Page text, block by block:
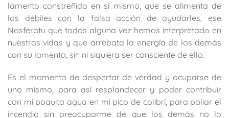
lamento constreñido en sí mismo, que se alimenta de
los débiles con la falsa acción de ayudarles, ese
Nosferatu que todos alguna vez hemos interpretado en
nuestras vidas y que arrebata la energía de los demás
con su lamento, sin ni siquiera ser consciente de ello.
Es el momento de despertar de verdad y ocuparse de
uno mismo, para así resplandecer y poder contribuir
con mi poquita agua en mi pico de colibrí, para paliar el
incendio sin preocuparme de que los demás no lo